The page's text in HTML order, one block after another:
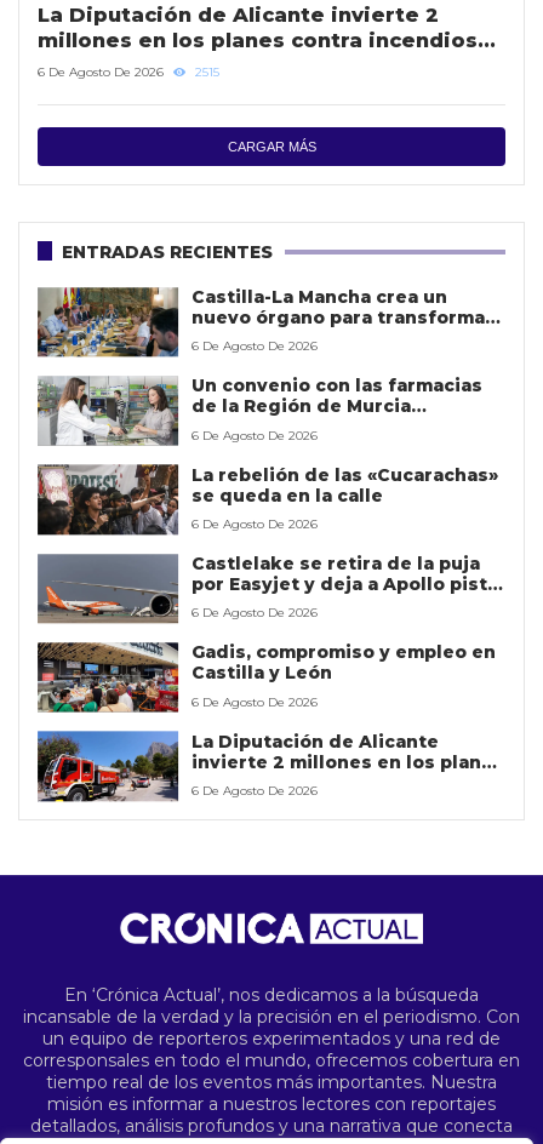
La Diputación de Alicante invierte 2
millones en los planes contra incendios
forestales
6 De Agosto De 2026 2515
CARGAR MÁS
ENTRADAS RECIENTES
Castilla-La Mancha crea un
nuevo órgano para transformar
la gestión de los datos públicos
y mejorar los servicios
6 De Agosto De 2026
Un convenio con las farmacias
de la Región de Murcia
potenciará la detección precoz
de casos de violencia contra la
mujer
6 De Agosto De 2026
La rebelión de las «Cucarachas»
se queda en la calle
6 De Agosto De 2026
Castlelake se retira de la puja
por Easyjet y deja a Apollo pista
libre para hacerse con la
empresa
6 De Agosto De 2026
Gadis, compromiso y empleo en
Castilla y León
6 De Agosto De 2026
La Diputación de Alicante
invierte 2 millones en los planes
contra incendios forestales
6 De Agosto De 2026
En ‘Crónica Actual’, nos dedicamos a la búsqueda
incansable de la verdad y la precisión en el periodismo. Con
un equipo de reporteros experimentados y una red de
corresponsales en todo el mundo, ofrecemos cobertura en
tiempo real de los eventos más importantes. Nuestra
misión es informar a nuestros lectores con reportajes
detallados, análisis profundos y una narrativa que conecta